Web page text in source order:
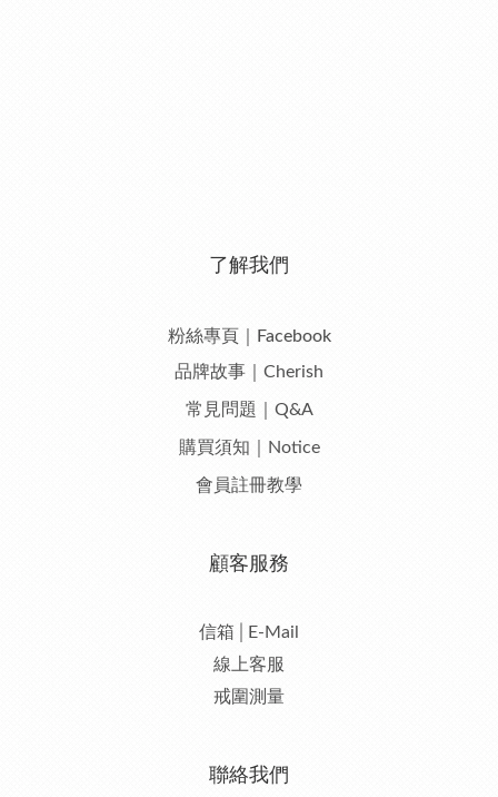
了解我們
粉絲專頁｜Facebook
品牌故事｜Cherish
常見問題｜Q&A
購買須知｜Notice
會員註冊教學
顧客服務
信箱│E-Mail
線上客服
戒圍測量
聯絡我們